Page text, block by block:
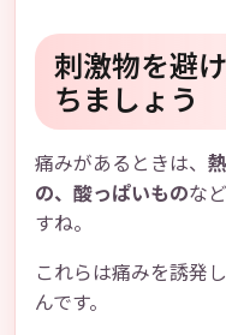
刺激物を避
ちましょう
痛みがあるときは、
の、酸っぱいものな
すね。
これらは痛みを誘発
んです。